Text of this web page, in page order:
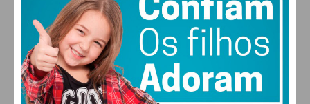
26°
DOM
28
SEG
30°
TER
31 °
QUA